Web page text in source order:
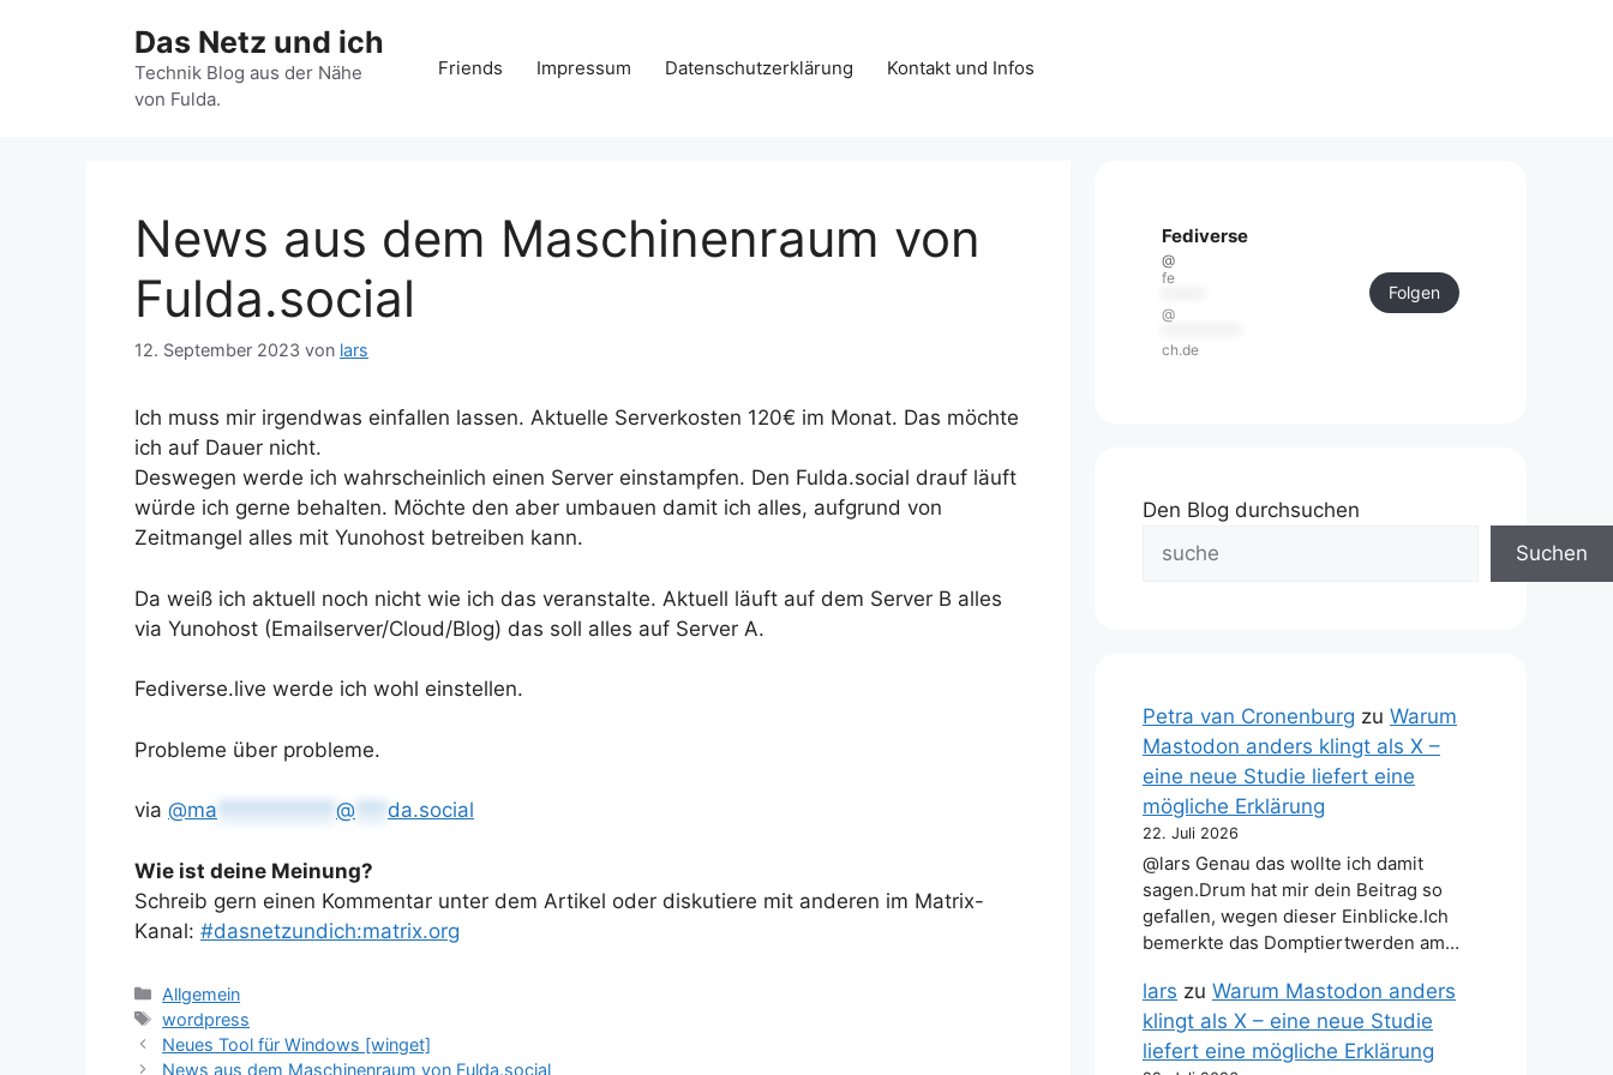
Das Netz und ich
Technik Blog aus der Nähe
von Fulda.
Friends Impressum Datenschutzerklärung Kontakt und Infos
News aus dem Maschinenraum von
Fulda.social
12. September 2023 von lars
Ich muss mir irgendwas einfallen lassen. Aktuelle Serverkosten 120€ im Monat. Das möchte
ich auf Dauer nicht.
Deswegen werde ich wahrscheinlich einen Server einstampfen. Den Fulda.social drauf läuft
würde ich gerne behalten. Möchte den aber umbauen damit ich alles, aufgrund von
Zeitmangel alles mit Yunohost betreiben kann.
Da weiß ich aktuell noch nicht wie ich das veranstalte. Aktuell läuft auf dem Server B alles
via Yunohost (Emailserver/Cloud/Blog) das soll alles auf Server A.
Fediverse.live werde ich wohl einstellen.
Probleme über probleme.
via @ma @ da.social
Wie ist deine Meinung?
Schreib gern einen Kommentar unter dem Artikel oder diskutiere mit anderen im Matrix-
Kanal: #dasnetzundich:matrix.org
Kategorien
Allgemein
Schlagwörter
wordpress
Neues Tool für Windows [winget]
News aus dem Maschinenraum von Fulda.social
Fediverse
@
fe
@
ch.de
Folgen
Den Blog durchsuchen
Suchen
Petra van Cronenburg zu Warum
Mastodon anders klingt als X –
eine neue Studie liefert eine
mögliche Erklärung
22. Juli 2026
@lars Genau das wollte ich damit
sagen.Drum hat mir dein Beitrag so
gefallen, wegen dieser Einblicke.Ich
bemerkte das Domptiertwerden am…
lars zu Warum Mastodon anders
klingt als X – eine neue Studie
liefert eine mögliche Erklärung